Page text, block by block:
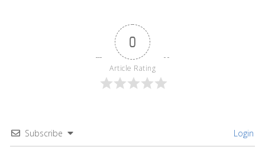
0
Article Rating
Subscribe Login